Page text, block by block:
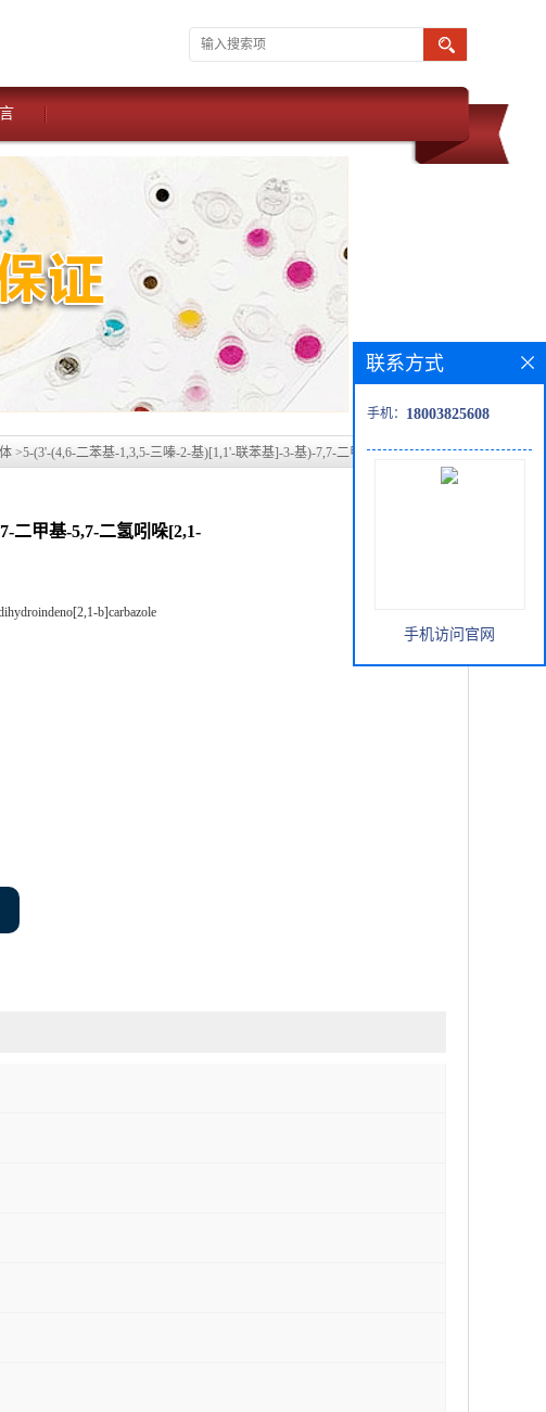
>5-(3'-(4,6-二苯基-1,3,5-三嗪-2-基)[1,1'-联苯基]-3-基)-7,7-二甲基-5,7-二氢吲哚
二甲基-5,7-二氢吲哚[2,1-
b]carbazole
联系方式
手机： 18003825608
手机访问官网